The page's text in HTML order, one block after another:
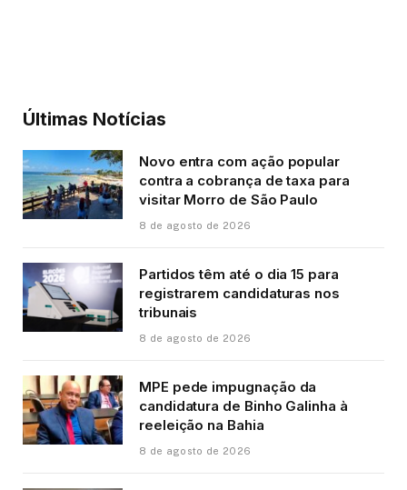
Últimas Notícias
Novo entra com ação popular
contra a cobrança de taxa para
visitar Morro de São Paulo
8 de agosto de 2026
Partidos têm até o dia 15 para
registrarem candidaturas nos
tribunais
8 de agosto de 2026
MPE pede impugnação da
candidatura de Binho Galinha à
reeleição na Bahia
8 de agosto de 2026